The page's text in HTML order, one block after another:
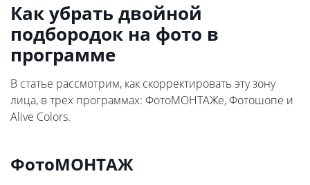
Как убрать двойной
подбородок на фото в
программе
В статье рассмотрим, как скорректировать эту зону
лица, в трех программах: ФотоМОНТАЖе, Фотошопе и
Alive Colors.
ФотоМОНТАЖ